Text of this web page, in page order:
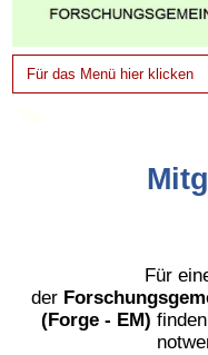
Für
der
(Forge - EM)